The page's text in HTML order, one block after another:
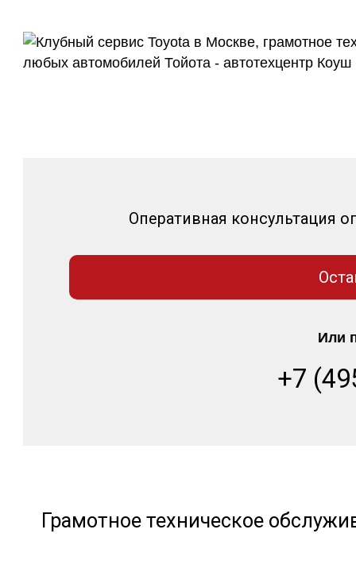
Оперативная консультация
Или
+7
Грамотное техническое